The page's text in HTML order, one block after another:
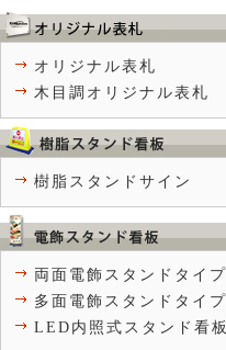
オリジナル表札
木目調オリジナル表札
樹脂スタンドサイン
両面電飾スタンドタイプ
多面電飾スタンドタイプ
LED内照式スタンド看板